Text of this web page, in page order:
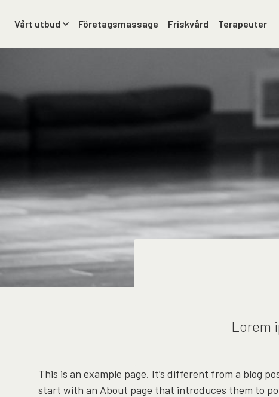
Vårt utbud Företagsmassage Friskvård Terapeuter
Lorem
This is an example page. It’s different from a blog
start with an About page that introduces them to